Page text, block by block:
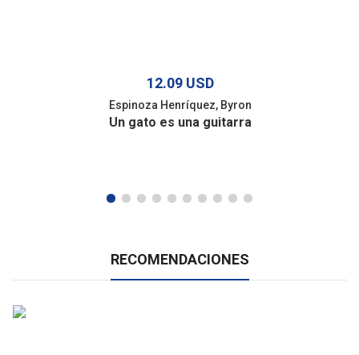
12.09 USD
Espinoza Henríquez, Byron
Un gato es una guitarra
RECOMENDACIONES